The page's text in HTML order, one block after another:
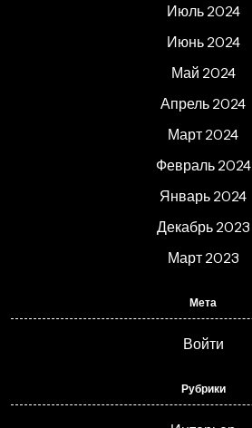
Июль 2024
Июнь 2024
Май 2024
Апрель 2024
Март 2024
Февраль 2024
Январь 2024
Декабрь 2023
Март 2023
Мета
Войти
Рубрики